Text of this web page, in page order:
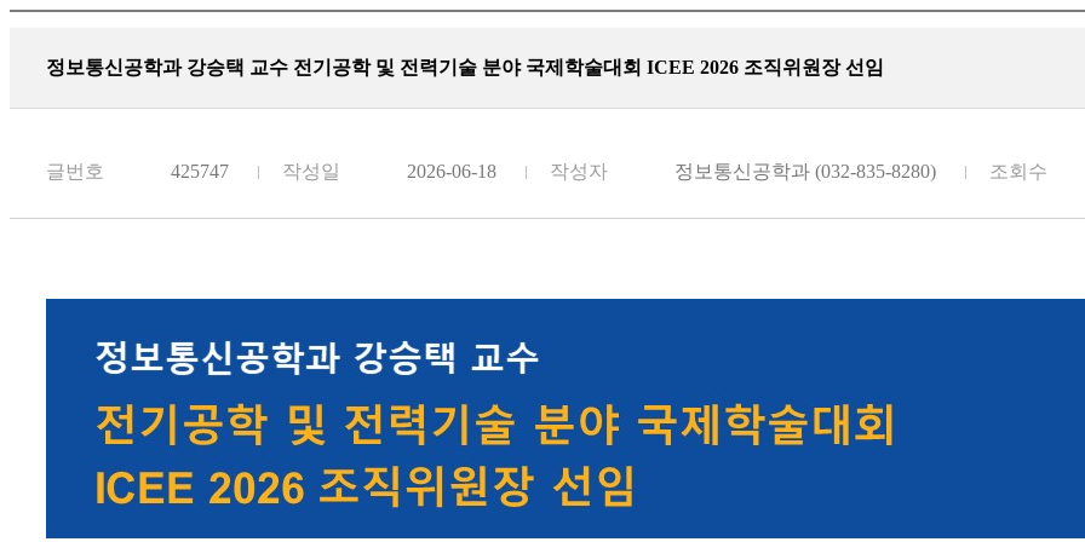
정보통신공학과 강승택 교수 전기공학 및 전력기술 분야 국제학술대회 ICEE 2026 조직위원장 선임
글번호 425747 작성일 2026-06-18 작성자 정보통신공학과 (032-835-8280) 조회수